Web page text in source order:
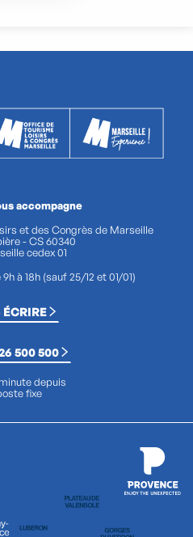
accompagne
et des Congrès de Marseille
- CS 60340
cedex 01
à 18h (sauf 25/12 et 01/01)
ÉCRIRE
500 500
depuis
fixe